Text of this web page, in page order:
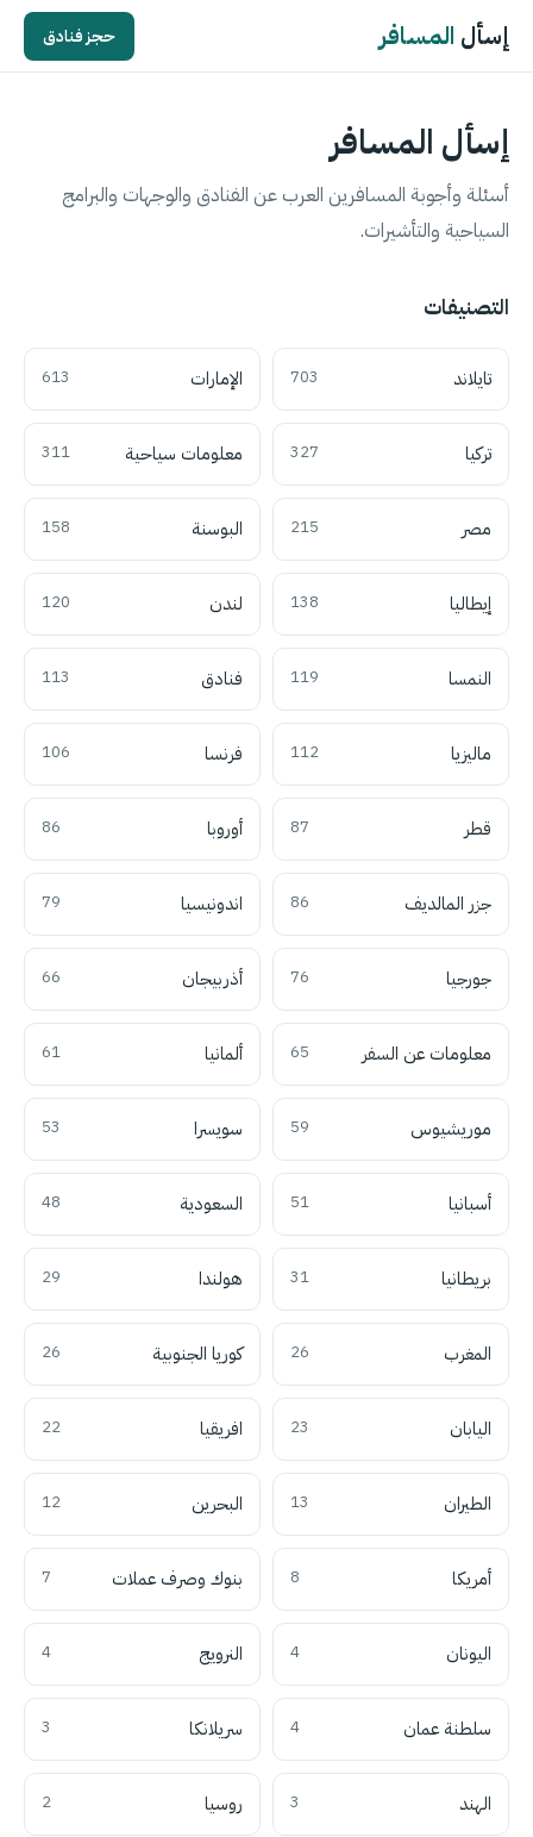
إسأل المسافر حجز فنادق
إسأل المسافر
أسئلة وأجوبة المسافرين العرب عن الفنادق والوجهات والبرامج
السياحية والتأشيرات.
التصنيفات
تايلاند 703 الإمارات 613
تركيا 327 معلومات سياحية 311
مصر 215 البوسنة 158
إيطاليا 138 لندن 120
النمسا 119 فنادق 113
ماليزيا 112 فرنسا 106
قطر 87 أوروبا 86
جزر المالديف 86 اندونيسيا 79
جورجيا 76 أذربيجان 66
معلومات عن السفر 65 ألمانيا 61
موريشيوس 59 سويسرا 53
أسبانيا 51 السعودية 48
بريطانيا 31 هولندا 29
المغرب 26 كوريا الجنوبية 26
اليابان 23 افريقيا 22
الطيران 13 البحرين 12
أمريكا 8 بنوك وصرف عملات 7
اليونان 4 النرويج 4
سلطنة عمان 4 سريلانكا 3
الهند 3 روسيا 2